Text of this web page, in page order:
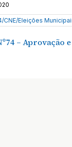
CNE/Eleições
– Aprovação